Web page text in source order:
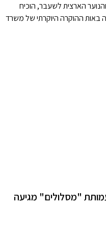
הארצית לשעבר, הוכיח
באות ההוקרה היוקרתי של משרד
"מסלולים" מגיעה